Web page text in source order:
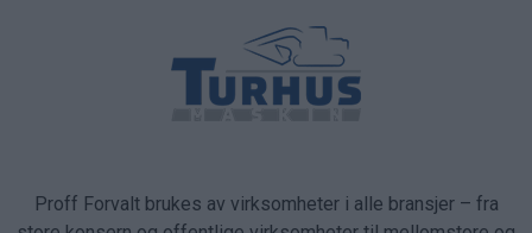
Proff Forvalt brukes av virksomheter i alle bransjer – fra